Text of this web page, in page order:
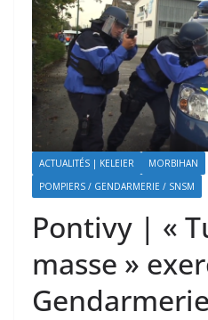
ACTUALITÉS | KELEIER
MORBIHAN
POMPIERS / GENDARMERIE / SNSM
Pontivy | «
masse »
Gendarmerie